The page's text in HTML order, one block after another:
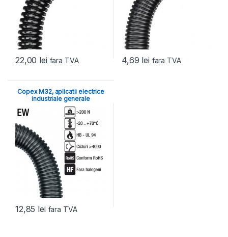
22,00 lei fara TVA 4,69 lei fara TVA
Copex M32, aplicatii electrice
industriale generale
12,85 lei fara TVA